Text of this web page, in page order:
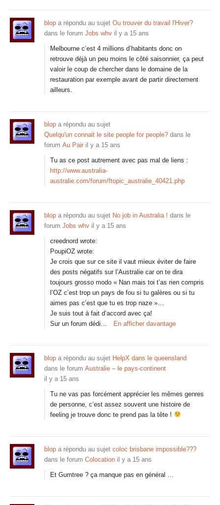
blop a répondu au sujet Ou trouver du travail l'Hiver?
dans le forum Jobs whv il y a 15 ans
Melbourne c’est 4 millions d’habitants donc on
retrouve déjà un peu moins le côté saisonnier, ça peut
valoir le coup de chercher dans le domaine de la
restauration par exemple avant de partir directement
ailleurs.
blop a répondu au sujet
Quelqu'un connait le site people for people? dans le
forum Au Pair il y a 15 ans
Tu as ce post autrement avec pas mal de liens :
http://www.australia-
australie.com/forum/ftopic_australie_40421.php
blop a répondu au sujet No job in Australia ! dans le
forum Jobs whv il y a 15 ans
creednord wrote:
PoupiOZ wrote:
Je crois que sur ce site il vaut mieux éviter de faire
des posts négatifs sur l’Australie car on te dira
toujours grosso modo « Nan mais toi t’as rien compris
l’OZ c’est trop un pays de fou si tu galères ou si tu
aimes pas c’est que tu es trop naze »…
Je suis tout à fait d’accord avec ça!
Sur un forum dédi…
En afficher davantage
blop a répondu au sujet HelpX dans le queensland
dans le forum Australie – le pays-continent
il y a 15 ans
Tu ne vas pas forcément apprécier les mêmes genres
de personne, c’est assez souvent une histoire de
feeling je trouve donc te prend pas la tête !
blop a répondu au sujet coloc brisbane impossible???
dans le forum Colocation il y a 15 ans
Et Gumtree ? ça manque pas en général …